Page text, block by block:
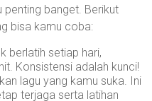
penting banget. Berikut
bisa kamu coba:
berlatih setiap hari,
Konsistensi adalah kunci!
lagu yang kamu suka. Ini
terjaga serta latihan